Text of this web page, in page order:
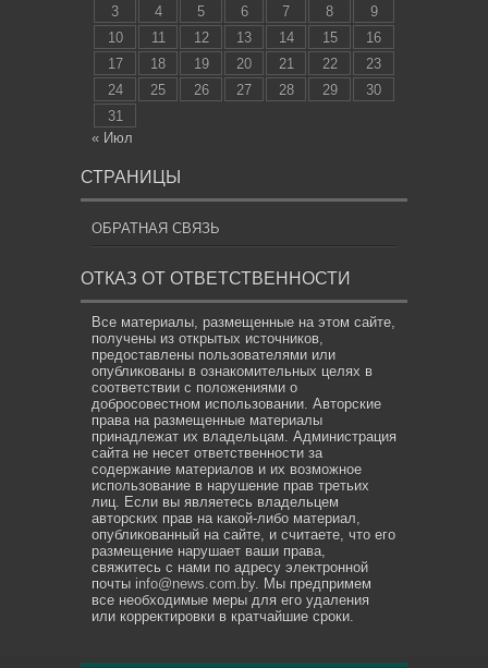
3
4 5 6 7 8
9
10
11 12 13 14 15
16
17
18 19 20 21 22
23
24
25 26 27 28 29
30
31
« Июл
СТРАНИЦЫ
ОБРАТНАЯ СВЯЗЬ
ОТКАЗ ОТ ОТВЕТСТВЕННОСТИ
Все материалы, размещенные на этом сайте,
получены из открытых источников,
предоставлены пользователями или
опубликованы в ознакомительных целях в
соответствии с положениями о
добросовестном использовании. Авторские
права на размещенные материалы
принадлежат их владельцам. Администрация
сайта не несет ответственности за
содержание материалов и их возможное
использование в нарушение прав третьих
лиц. Если вы являетесь владельцем
авторских прав на какой-либо материал,
опубликованный на сайте, и считаете, что его
размещение нарушает ваши права,
свяжитесь с нами по адресу электронной
почты info@news.com.by. Мы предпримем
все необходимые меры для его удаления
или корректировки в кратчайшие сроки.